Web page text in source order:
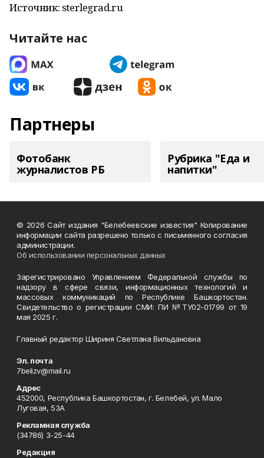
Источник: sterlegrad.ru
Читайте нас
Партнеры
Фотобанк
журналистов РБ
Рубрика "Еда и
напитки"
© 2026 Сайт издания "Белебеевские известия" Копирование
информации сайта разрешено только с письменного согласия
администрации.
Об использовании персональных данных
Зарегистрировано Управлением Федеральной службы по
надзору в сфере связи, информационных технологий и
массовых коммуникаций по Республике Башкортостан.
Свидетельство о регистрации СМИ: ПИ №ТУ02-01799 от 19
мая 2025 г.
Главный редактор Шириня Светлана Вильдановна
Эл. почта
7belizv@mail.ru
Адрес
452000, Республика Башкортостан, г. Белебей, ул. Мало
Луговая, 53А
Рекламная служба
(34786) 3-25-44
Редакция